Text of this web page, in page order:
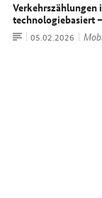
technologiebasiert
ArtikelDatum:
05.02.2026